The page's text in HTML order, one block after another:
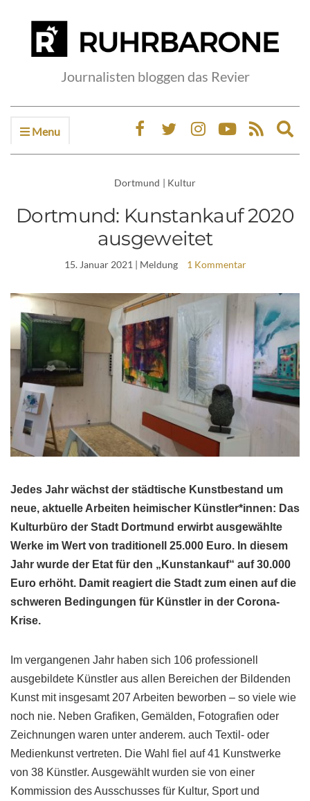
Journalisten bloggen das Revier
Menu
Dortmund | Kultur
Dortmund: Kunstankauf 2020
ausgeweitet
15. Januar 2021 | Meldung 1 Kommentar
Jedes Jahr wächst der städtische Kunstbestand um
neue, aktuelle Arbeiten heimischer Künstler*innen: Das
Kulturbüro der Stadt Dortmund erwirbt ausgewählte
Werke im Wert von traditionell 25.000 Euro. In diesem
Jahr wurde der Etat für den „Kunstankauf“ auf 30.000
Euro erhöht. Damit reagiert die Stadt zum einen auf die
schweren Bedingungen für Künstler in der Corona-
Krise.
Im vergangenen Jahr haben sich 106 professionell
ausgebildete Künstler aus allen Bereichen der Bildenden
Kunst mit insgesamt 207 Arbeiten beworben – so viele wie
noch nie. Neben Grafiken, Gemälden, Fotografien oder
Zeichnungen waren unter anderem. auch Textil- oder
Medienkunst vertreten. Die Wahl fiel auf 41 Kunstwerke
von 38 Künstler. Ausgewählt wurden sie von einer
Kommission des Ausschusses für Kultur, Sport und